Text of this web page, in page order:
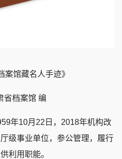
馆藏名人手迹》
档案馆 编
年10月22日，2018年机构改
级事业单位，参公管理，履行
利用职能。